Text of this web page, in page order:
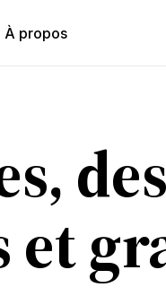
À propos
et